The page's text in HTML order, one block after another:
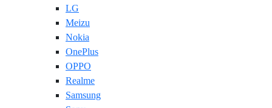
LG
Meizu
Nokia
OnePlus
OPPO
Realme
Samsung